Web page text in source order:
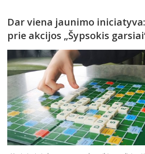
Dar viena jaunimo
prie akcijos „Šypsokis